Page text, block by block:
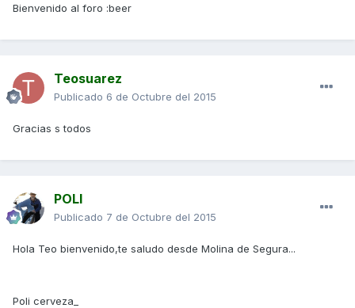
Bienvenido al foro :beer
Teosuarez
Publicado 6 de Octubre del 2015
Gracias s todos
POLI
Publicado 7 de Octubre del 2015
Hola Teo bienvenido,te saludo desde Molina de Segura...
Poli cerveza_